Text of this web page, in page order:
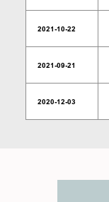
2021-10-22
2021-09-21
2020-12-03